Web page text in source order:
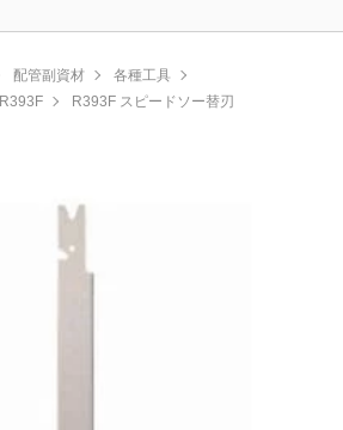
配管副資材
各種工具
R393F R393F スピードソー替刃